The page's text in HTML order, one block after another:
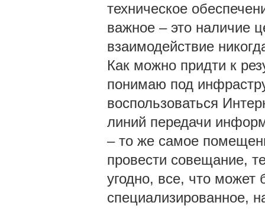
техническое
важное – это наличие
взаимодействие
Как можно придти к
понимаю под
воспользоваться
линий передачи
– то же самое
провести совещание,
угодно, все, что
специализированное,